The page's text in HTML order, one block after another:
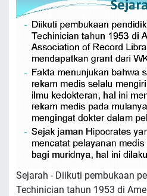
Sejarah - Diikuti pembukaan
Techinician tahun 1953 di